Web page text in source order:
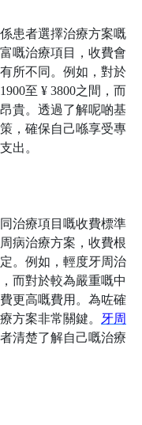
患者選擇治療方案嘅
嘅治療項目，收費會
所不同。例如，對於
至 ¥ 3800之間，而
貴。透過了解呢啲基
，確保自己喺享受專
出。
治療項目嘅收費標準
病治療方案，收費根
。例如，輕度牙周治
而對於較為嚴重嘅中
更高嘅費用。為咗確
方案非常關鍵。
牙周
清楚了解自己嘅治療